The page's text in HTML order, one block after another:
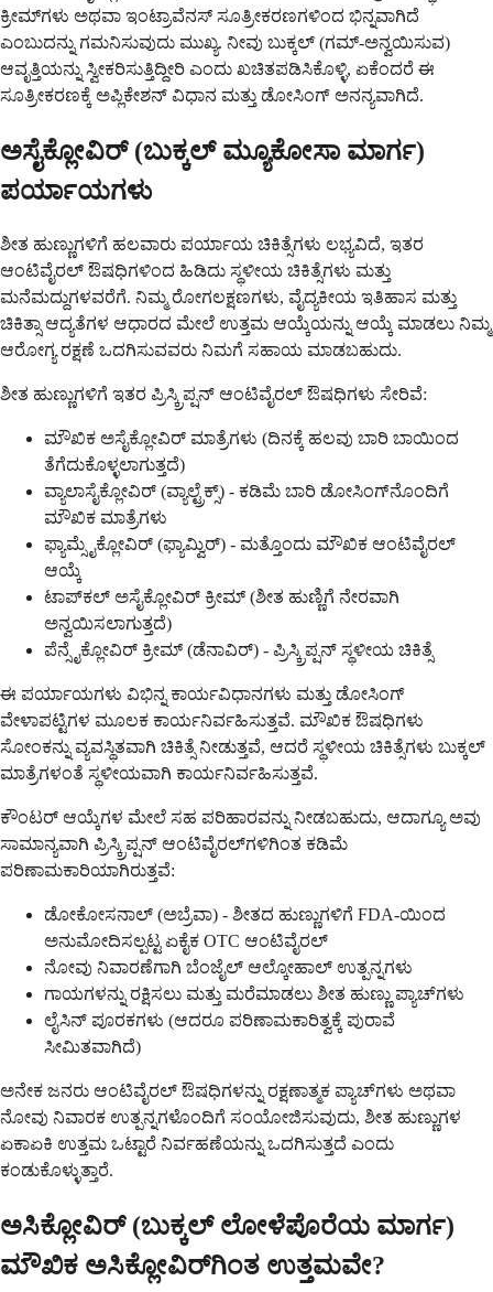
ಕ್ರೀಮ್‌ಗಳು ಅಥವಾ ಇಂಟ್ರಾವೆನಸ್ ಸೂತ್ರೀಕರಣಗಳಿಂದ ಭಿನ್ನವಾಗಿದೆ
ಎಂಬುದನ್ನು ಗಮನಿಸುವುದು ಮುಖ್ಯ. ನೀವು ಬುಕ್ಕಲ್ (ಗಮ್-ಅನ್ವಯಿಸುವ)
ಆವೃತ್ತಿಯನ್ನು ಸ್ವೀಕರಿಸುತ್ತಿದ್ದೀರಿ ಎಂದು ಖಚಿತಪಡಿಸಿಕೊಳ್ಳಿ, ಏಕೆಂದರೆ ಈ
ಸೂತ್ರೀಕರಣಕ್ಕೆ ಅಪ್ಲಿಕೇಶನ್ ವಿಧಾನ ಮತ್ತು ಡೋಸಿಂಗ್ ಅನನ್ಯವಾಗಿದೆ.
ಅಸೈಕ್ಲೋವಿರ್ (ಬುಕ್ಕಲ್ ಮ್ಯೂಕೋಸಾ ಮಾರ್ಗ)
ಪರ್ಯಾಯಗಳು
ಶೀತ ಹುಣ್ಣುಗಳಿಗೆ ಹಲವಾರು ಪರ್ಯಾಯ ಚಿಕಿತ್ಸೆಗಳು ಲಭ್ಯವಿದೆ, ಇತರ
ಆಂಟಿವೈರಲ್ ಔಷಧಿಗಳಿಂದ ಹಿಡಿದು ಸ್ಥಳೀಯ ಚಿಕಿತ್ಸೆಗಳು ಮತ್ತು
ಮನೆಮದ್ದುಗಳವರೆಗೆ. ನಿಮ್ಮ ರೋಗಲಕ್ಷಣಗಳು, ವೈದ್ಯಕೀಯ ಇತಿಹಾಸ ಮತ್ತು
ಚಿಕಿತ್ಸಾ ಆದ್ಯತೆಗಳ ಆಧಾರದ ಮೇಲೆ ಉತ್ತಮ ಆಯ್ಕೆಯನ್ನು ಆಯ್ಕೆ ಮಾಡಲು ನಿಮ್ಮ
ಆರೋಗ್ಯ ರಕ್ಷಣೆ ಒದಗಿಸುವವರು ನಿಮಗೆ ಸಹಾಯ ಮಾಡಬಹುದು.
ಶೀತ ಹುಣ್ಣುಗಳಿಗೆ ಇತರ ಪ್ರಿಸ್ಕ್ರಿಪ್ಷನ್ ಆಂಟಿವೈರಲ್ ಔಷಧಿಗಳು ಸೇರಿವೆ:
ಮೌಖಿಕ ಅಸೈಕ್ಲೋವಿರ್ ಮಾತ್ರೆಗಳು (ದಿನಕ್ಕೆ ಹಲವು ಬಾರಿ ಬಾಯಿಂದ
ತೆಗೆದುಕೊಳ್ಳಲಾಗುತ್ತದೆ)
ವ್ಯಾಲಾಸೈಕ್ಲೋವಿರ್ (ವ್ಯಾಲ್ಟ್ರೆಕ್ಸ್) - ಕಡಿಮೆ ಬಾರಿ ಡೋಸಿಂಗ್‌ನೊಂದಿಗೆ
ಮೌಖಿಕ ಮಾತ್ರೆಗಳು
ಫ್ಯಾಮ್ಸೈಕ್ಲೋವಿರ್ (ಫ್ಯಾಮ್ವಿರ್) - ಮತ್ತೊಂದು ಮೌಖಿಕ ಆಂಟಿವೈರಲ್
ಆಯ್ಕೆ
ಟಾಪ್‌ಕಲ್ ಅಸೈಕ್ಲೋವಿರ್ ಕ್ರೀಮ್ (ಶೀತ ಹುಣ್ಣಿಗೆ ನೇರವಾಗಿ
ಅನ್ವಯಿಸಲಾಗುತ್ತದೆ)
ಪೆನ್ಸೈಕ್ಲೋವಿರ್ ಕ್ರೀಮ್ (ಡೆನಾವಿರ್) - ಪ್ರಿಸ್ಕ್ರಿಪ್ಷನ್ ಸ್ಥಳೀಯ ಚಿಕಿತ್ಸೆ
ಈ ಪರ್ಯಾಯಗಳು ವಿಭಿನ್ನ ಕಾರ್ಯವಿಧಾನಗಳು ಮತ್ತು ಡೋಸಿಂಗ್
ವೇಳಾಪಟ್ಟಿಗಳ ಮೂಲಕ ಕಾರ್ಯನಿರ್ವಹಿಸುತ್ತವೆ. ಮೌಖಿಕ ಔಷಧಿಗಳು
ಸೋಂಕನ್ನು ವ್ಯವಸ್ಥಿತವಾಗಿ ಚಿಕಿತ್ಸೆ ನೀಡುತ್ತವೆ, ಆದರೆ ಸ್ಥಳೀಯ ಚಿಕಿತ್ಸೆಗಳು ಬುಕ್ಕಲ್
ಮಾತ್ರೆಗಳಂತೆ ಸ್ಥಳೀಯವಾಗಿ ಕಾರ್ಯನಿರ್ವಹಿಸುತ್ತವೆ.
ಕೌಂಟರ್ ಆಯ್ಕೆಗಳ ಮೇಲೆ ಸಹ ಪರಿಹಾರವನ್ನು ನೀಡಬಹುದು, ಆದಾಗ್ಯೂ ಅವು
ಸಾಮಾನ್ಯವಾಗಿ ಪ್ರಿಸ್ಕ್ರಿಪ್ಷನ್ ಆಂಟಿವೈರಲ್‌ಗಳಿಗಿಂತ ಕಡಿಮೆ
ಪರಿಣಾಮಕಾರಿಯಾಗಿರುತ್ತವೆ:
ಡೋಕೋಸನಾಲ್ (ಅಬ್ರೆವಾ) - ಶೀತದ ಹುಣ್ಣುಗಳಿಗೆ FDA-ಯಿಂದ
ಅನುಮೋದಿಸಲ್ಪಟ್ಟ ಏಕೈಕ OTC ಆಂಟಿವೈರಲ್
ನೋವು ನಿವಾರಣೆಗಾಗಿ ಬೆಂಜೈಲ್ ಆಲ್ಕೋಹಾಲ್ ಉತ್ಪನ್ನಗಳು
ಗಾಯಗಳನ್ನು ರಕ್ಷಿಸಲು ಮತ್ತು ಮರೆಮಾಡಲು ಶೀತ ಹುಣ್ಣು ಪ್ಯಾಚ್‌ಗಳು
ಲೈಸಿನ್ ಪೂರಕಗಳು (ಆದರೂ ಪರಿಣಾಮಕಾರಿತ್ವಕ್ಕೆ ಪುರಾವೆ
ಸೀಮಿತವಾಗಿದೆ)
ಅನೇಕ ಜನರು ಆಂಟಿವೈರಲ್ ಔಷಧಿಗಳನ್ನು ರಕ್ಷಣಾತ್ಮಕ ಪ್ಯಾಚ್‌ಗಳು ಅಥವಾ
ನೋವು ನಿವಾರಕ ಉತ್ಪನ್ನಗಳೊಂದಿಗೆ ಸಂಯೋಜಿಸುವುದು, ಶೀತ ಹುಣ್ಣುಗಳ
ಏಕಾಏಕಿ ಉತ್ತಮ ಒಟ್ಟಾರೆ ನಿರ್ವಹಣೆಯನ್ನು ಒದಗಿಸುತ್ತದೆ ಎಂದು
ಕಂಡುಕೊಳ್ಳುತ್ತಾರೆ.
ಅಸಿಕ್ಲೋವಿರ್ (ಬುಕ್ಕಲ್ ಲೋಳೆಪೊರೆಯ ಮಾರ್ಗ)
ಮೌಖಿಕ ಅಸಿಕ್ಲೋವಿರ್‌ಗಿಂತ ಉತ್ತಮವೇ?